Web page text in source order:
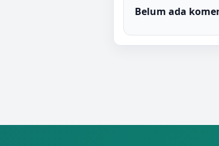
Belum ada